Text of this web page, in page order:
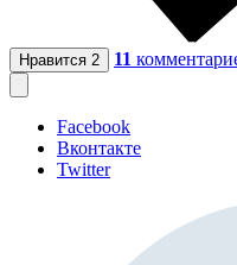
Нравится 2 11
Facebook
Вконтакте
Twitter